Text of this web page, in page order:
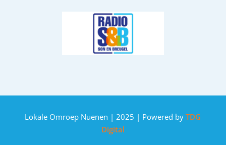
Lokale Omroep Nuenen | 2025 | Powered by TDG
Digital